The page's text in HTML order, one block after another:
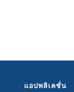
แอปพลิเคชั่น